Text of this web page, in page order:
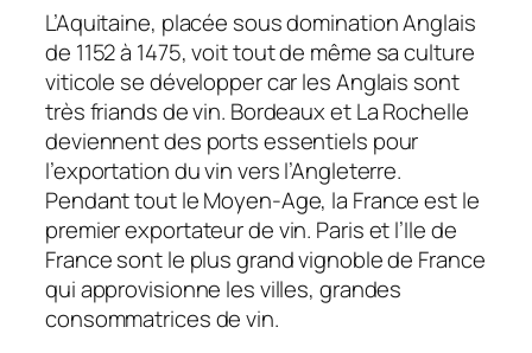
L’Aquitaine, placée sous domination Anglais
de 1152 à 1475, voit tout de même sa culture
viticole se développer car les Anglais sont
très friands de vin. Bordeaux et La Rochelle
deviennent des ports essentiels pour
l’exportation du vin vers l’Angleterre.
Pendant tout le Moyen-Age, la France est le
premier exportateur de vin. Paris et l’Ile de
France sont le plus grand vignoble de France
qui approvisionne les villes, grandes
consommatrices de vin.